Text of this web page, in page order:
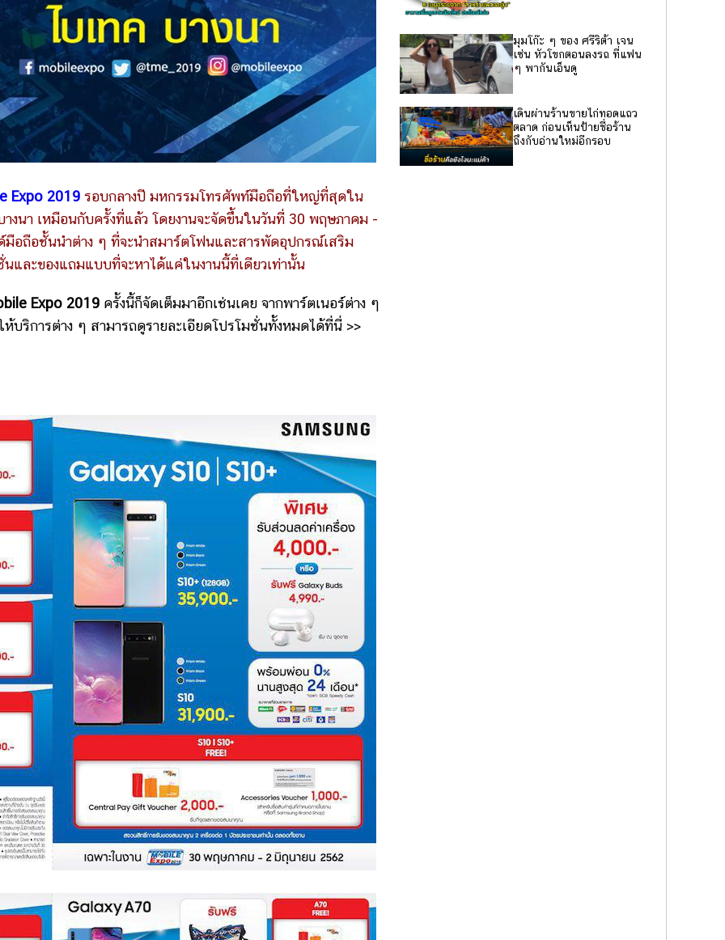
Expo 2019 รอบกลางปี มหกรรมโทรศัพท์มือถือที่ใหญ่ที่สุดใน
งนา เหมือนกับครั้งที่แล้ว โดยงานจะจัดขึ้นในวันที่ 30 พฤษภาคม -
อถือชั้นนำต่าง ๆ ที่จะนำสมาร์ตโฟนและสารพัดอุปกรณ์เสริม
และของแถมแบบที่จะหาได้แค่ในงานนี้ที่เดียวเท่านั้น
Expo 2019 ครั้งนี้ก็จัดเต็มมาอีกเช่นเคย จากพาร์ตเนอร์ต่าง ๆ
บริการต่าง ๆ สามารถดูรายละเอียดโปรโมชั่นทั้งหมดได้ที่นี่ >>
มุมโก๊ะ ๆ ของ ศรีริต้า เจน
เซ่น หัวโขกตอนลงรถ ที่แฟน
ๆ พากันเอ็นดู
เดินผ่านร้านขายไก่ทอดแถว
ตลาด ก่อนเห็นป้ายชื่อร้าน
ถึงกับอ่านใหม่อีกรอบ